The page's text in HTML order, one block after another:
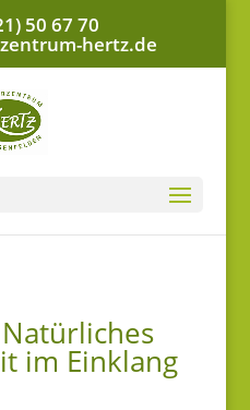
50 67 70
hertz.de
im Einklang